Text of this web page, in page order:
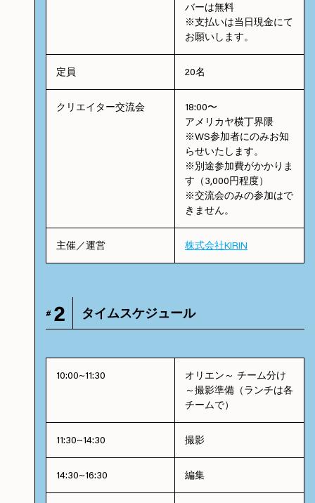
バーは無料
※支払いは当日現金にて
お願いします。
定員 20名
クリエイター交流会
18:00〜
アメリカヤ横丁界隈
※WS参加者にのみお知
らせいたします。
※別途参加費がかかりま
す（3,000円程度）
※交流会のみの参加はで
きません。
主催／運営 株式会社KIRIN
# 2 タイムスケジュール
10:00~11:30
オリエン～ チーム分け
～撮影準備（ランチは各
チームで）
11:30~14:30 撮影
14:30~16:30 編集